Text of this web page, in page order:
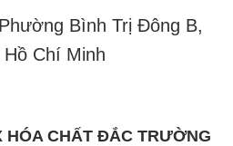
Bình Trị Đông B,
Chí Minh
HÓA CHẤT ĐẮC TRƯỜNG